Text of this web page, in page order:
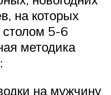
на которых
столом 5-6
методика
на мужчину